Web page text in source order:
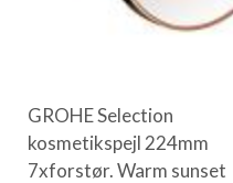
GROHE Selection
kosmetikspejl 224mm
7xforstør. Warm sunset